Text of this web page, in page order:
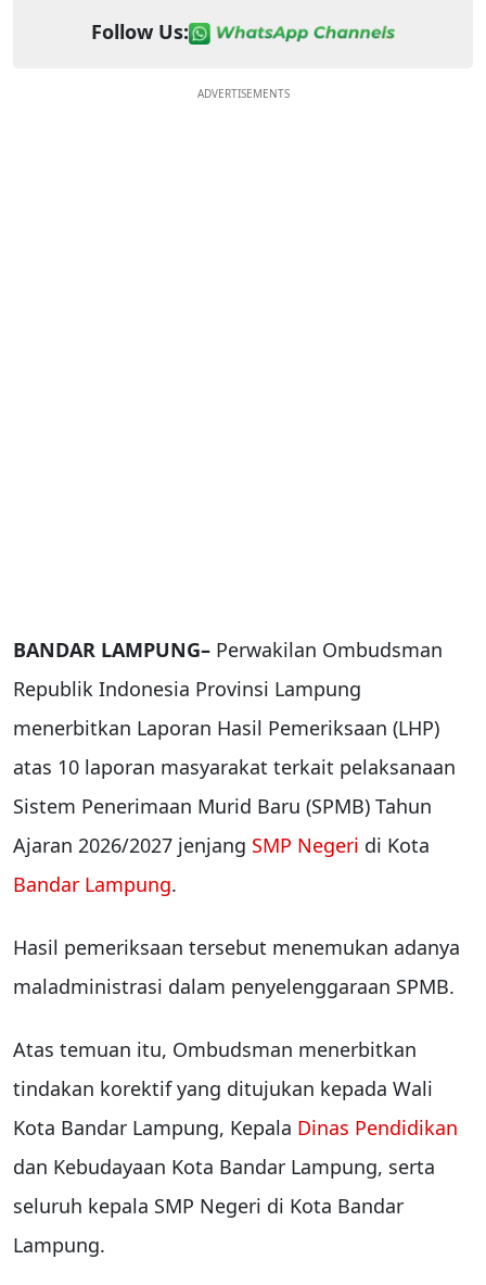
Follow Us:
ADVERTISEMENTS
BANDAR LAMPUNG– Perwakilan Ombudsman
Republik Indonesia Provinsi Lampung
menerbitkan Laporan Hasil Pemeriksaan (LHP)
atas 10 laporan masyarakat terkait pelaksanaan
Sistem Penerimaan Murid Baru (SPMB) Tahun
Ajaran 2026/2027 jenjang SMP Negeri di Kota
Bandar Lampung.
Hasil pemeriksaan tersebut menemukan adanya
maladministrasi dalam penyelenggaraan SPMB.
Atas temuan itu, Ombudsman menerbitkan
tindakan korektif yang ditujukan kepada Wali
Kota Bandar Lampung, Kepala Dinas Pendidikan
dan Kebudayaan Kota Bandar Lampung, serta
seluruh kepala SMP Negeri di Kota Bandar
Lampung.